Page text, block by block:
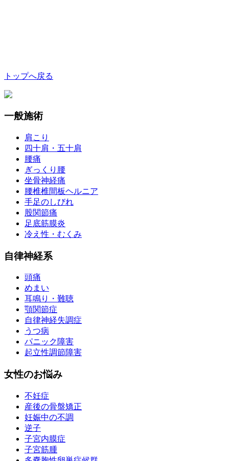
トップへ戻る
一般施術
肩こり
四十肩・五十肩
腰痛
ぎっくり腰
坐骨神経痛
腰椎椎間板ヘルニア
手足のしびれ
股関節痛
足底筋膜炎
冷え性・むくみ
自律神経系
頭痛
めまい
耳鳴り・難聴
顎関節症
自律神経失調症
うつ病
パニック障害
起立性調節障害
女性のお悩み
不妊症
産後の骨盤矯正
妊娠中の不調
逆子
子宮内膜症
子宮筋腫